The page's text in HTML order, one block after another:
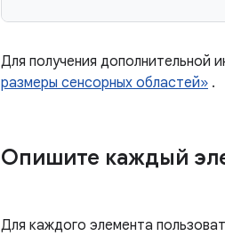
Для получения дополнительной
размеры сенсорных областей» .
Опишите каждый
Для каждого элемента